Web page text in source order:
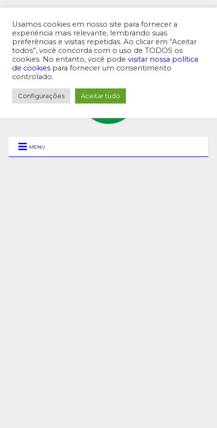
MENU SUPERIOR
MENU
Usamos cookies em nosso site para fornecer a
experiência mais relevante, lembrando suas
preferências e visitas repetidas. Ao clicar em “Aceitar
todos”, você concorda com o uso de TODOS os
cookies. No entanto, você pode visitar nossa política
de cookies para fornecer um consentimento
controlado.
Configurações Aceitar tudo